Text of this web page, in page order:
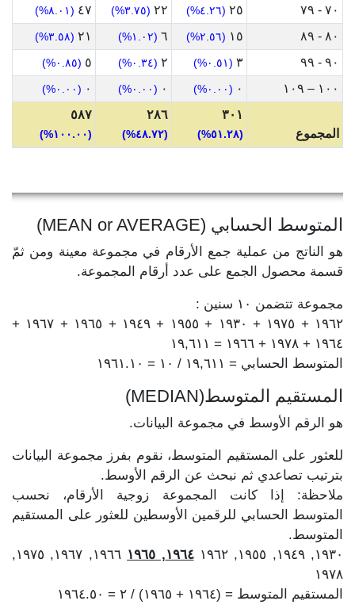
٧٠ - ٧٩ ٢٥ (٤.٢٦%) ٢٢ (٣.٧٥%) ٤٧ (٨.٠١%)
٨٠ - ٨٩ ١٥ (٢.٥٦%) ٦ (١.٠٢%) ٢١ (٣.٥٨%)
٩٠ - ٩٩ ٣ (٠.٥١%) ٢ (٠.٣٤%) ٥ (٠.٨٥%)
١٠٠ – ١٠٩ ٠ (٠.٠٠%) ٠ (٠.٠٠%) ٠ (٠.٠٠%)
المجموع
٣٠١
(٥١.٢٨%)
٢٨٦
(٤٨.٧٢%)
٥٨٧
(١٠٠.٠٠%)
المتوسط الحسابي (MEAN or AVERAGE)
هو الناتج من عملية جمع الأرقام في مجموعة معينة ومن ثمّ
قسمة محصول الجمع على عدد أرقام المجموعة.
مجموعة تتضمن ١٠ سنين :
١٩٦٢ + ١٩٧٥ + ١٩٣٠ + ١٩٥٥ + ١٩٤٩ + ١٩٦٥ + ١٩٦٧ +
١٩٦٤ + ١٩٧٨ + ١٩٦٦ = ١٩,٦١١
المتوسط الحسابي = ١٩,٦١١ / ١٠ = ١٩٦١.١٠
المستقيم المتوسط(MEDIAN)
هو الرقم الأوسط في مجموعة البيانات.
للعثور على المستقيم المتوسط، نقوم بفرز مجموعة البيانات
بترتيب تصاعدي ثم نبحث عن الرقم الأوسط.
ملاحظة: إذا كانت المجموعة زوجية الأرقام، نحسب
المتوسط الحسابي للرقمين الأوسطين للعثور على المستقيم
المتوسط.
١٩٣٠, ١٩٤٩, ١٩٥٥, ١٩٦٢
١٩٦٤, ١٩٦٥
١٩٦٦, ١٩٦٧, ١٩٧٥,
١٩٧٨
المستقيم المتوسط = (١٩٦٤ + ١٩٦٥) / ٢ = ١٩٦٤.٥٠